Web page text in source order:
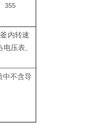
355
内转速
压表、
中不含导